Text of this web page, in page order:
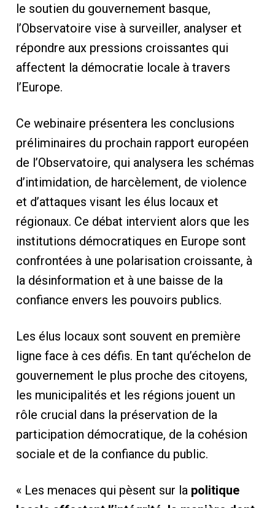
le soutien du gouvernement basque,
l’Observatoire vise à surveiller, analyser et
répondre aux pressions croissantes qui
affectent la démocratie locale à travers
l’Europe.
Ce webinaire présentera les conclusions
préliminaires du prochain rapport européen
de l’Observatoire, qui analysera les schémas
d’intimidation, de harcèlement, de violence
et d’attaques visant les élus locaux et
régionaux. Ce débat intervient alors que les
institutions démocratiques en Europe sont
confrontées à une polarisation croissante, à
la désinformation et à une baisse de la
confiance envers les pouvoirs publics.
Les élus locaux sont souvent en première
ligne face à ces défis. En tant qu’échelon de
gouvernement le plus proche des citoyens,
les municipalités et les régions jouent un
rôle crucial dans la préservation de la
participation démocratique, de la cohésion
sociale et de la confiance du public.
« Les menaces qui pèsent sur la politique